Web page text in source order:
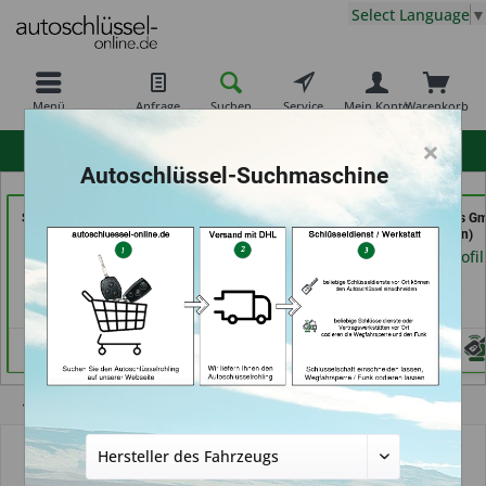
Menü Anfrage Suchen Service Warenkorb
Mein Konto
Select Language ▼
Schuh-Schlüsseldienst
BEKASCHO; Im-
Kaufland (in Worms)
Händlerprofil
Carkeys Augsburg &
ECU Service (in
Friedberg)
GSB Produktions
(in Pfäffikon)
Händlerprofil
Autoschlüsselgehäuse und Zubehör
×
Autoschlüssel-Suchmaschine